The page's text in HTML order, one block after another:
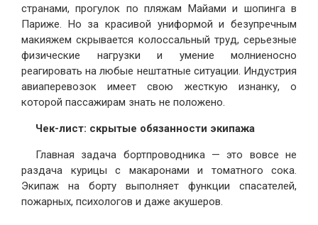
странами, прогулок по пляжам Майами и шопинга в
Париже. Но за красивой униформой и безупречным
макияжем скрывается колоссальный труд, серьезные
физические нагрузки и умение молниеносно
реагировать на любые нештатные ситуации. Индустрия
авиаперевозок имеет свою жесткую изнанку, о
которой пассажирам знать не положено.
Чек-лист: скрытые обязанности экипажа
Главная задача бортпроводника — это вовсе не
раздача курицы с макаронами и томатного сока.
Экипаж на борту выполняет функции спасателей,
пожарных, психологов и даже акушеров.